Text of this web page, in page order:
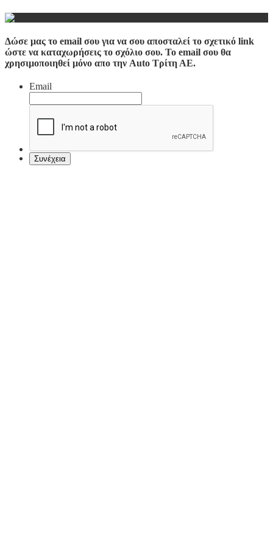
Δώσε μας το email σου για να σου αποσταλεί το σχετικό link
ώστε να καταχωρήσεις το σχόλιο σου. Το email σου θα
χρησιμοποιηθεί μόνο απο την Auto Τρίτη ΑΕ.
Email